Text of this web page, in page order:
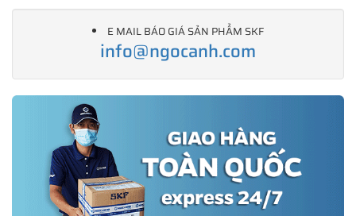
E MAIL BÁO GIÁ SẢN PHẨM SKF
info@ngocanh.com